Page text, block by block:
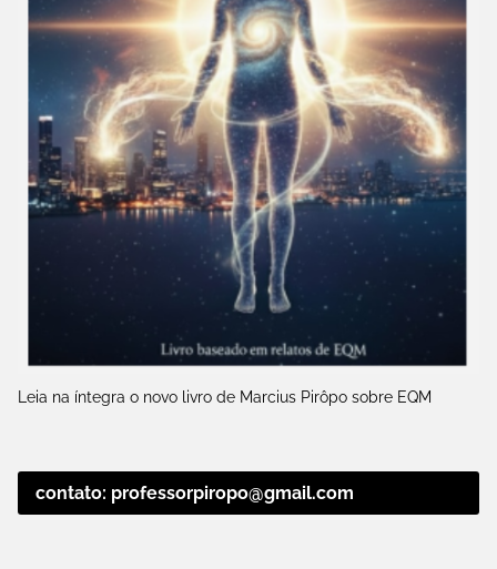
Leia na íntegra o novo livro de Marcius Pirôpo sobre EQM
contato: professorpiropo@gmail.com